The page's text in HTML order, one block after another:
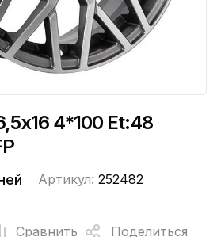
4*100 Et:48
Артикул: 252482
Сравнить
Поделиться